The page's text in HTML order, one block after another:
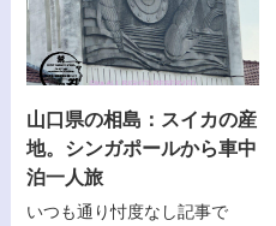
山口県の相島：スイカの産
地。シンガポールから車中
泊一人旅
いつも通り忖度なし記事で